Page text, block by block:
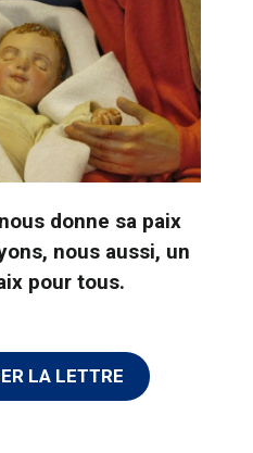
donne sa paix
nous aussi, un
pour tous.
LA LETTRE